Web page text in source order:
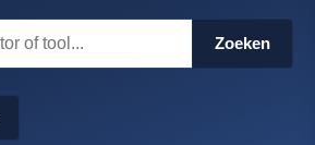
Zoeken